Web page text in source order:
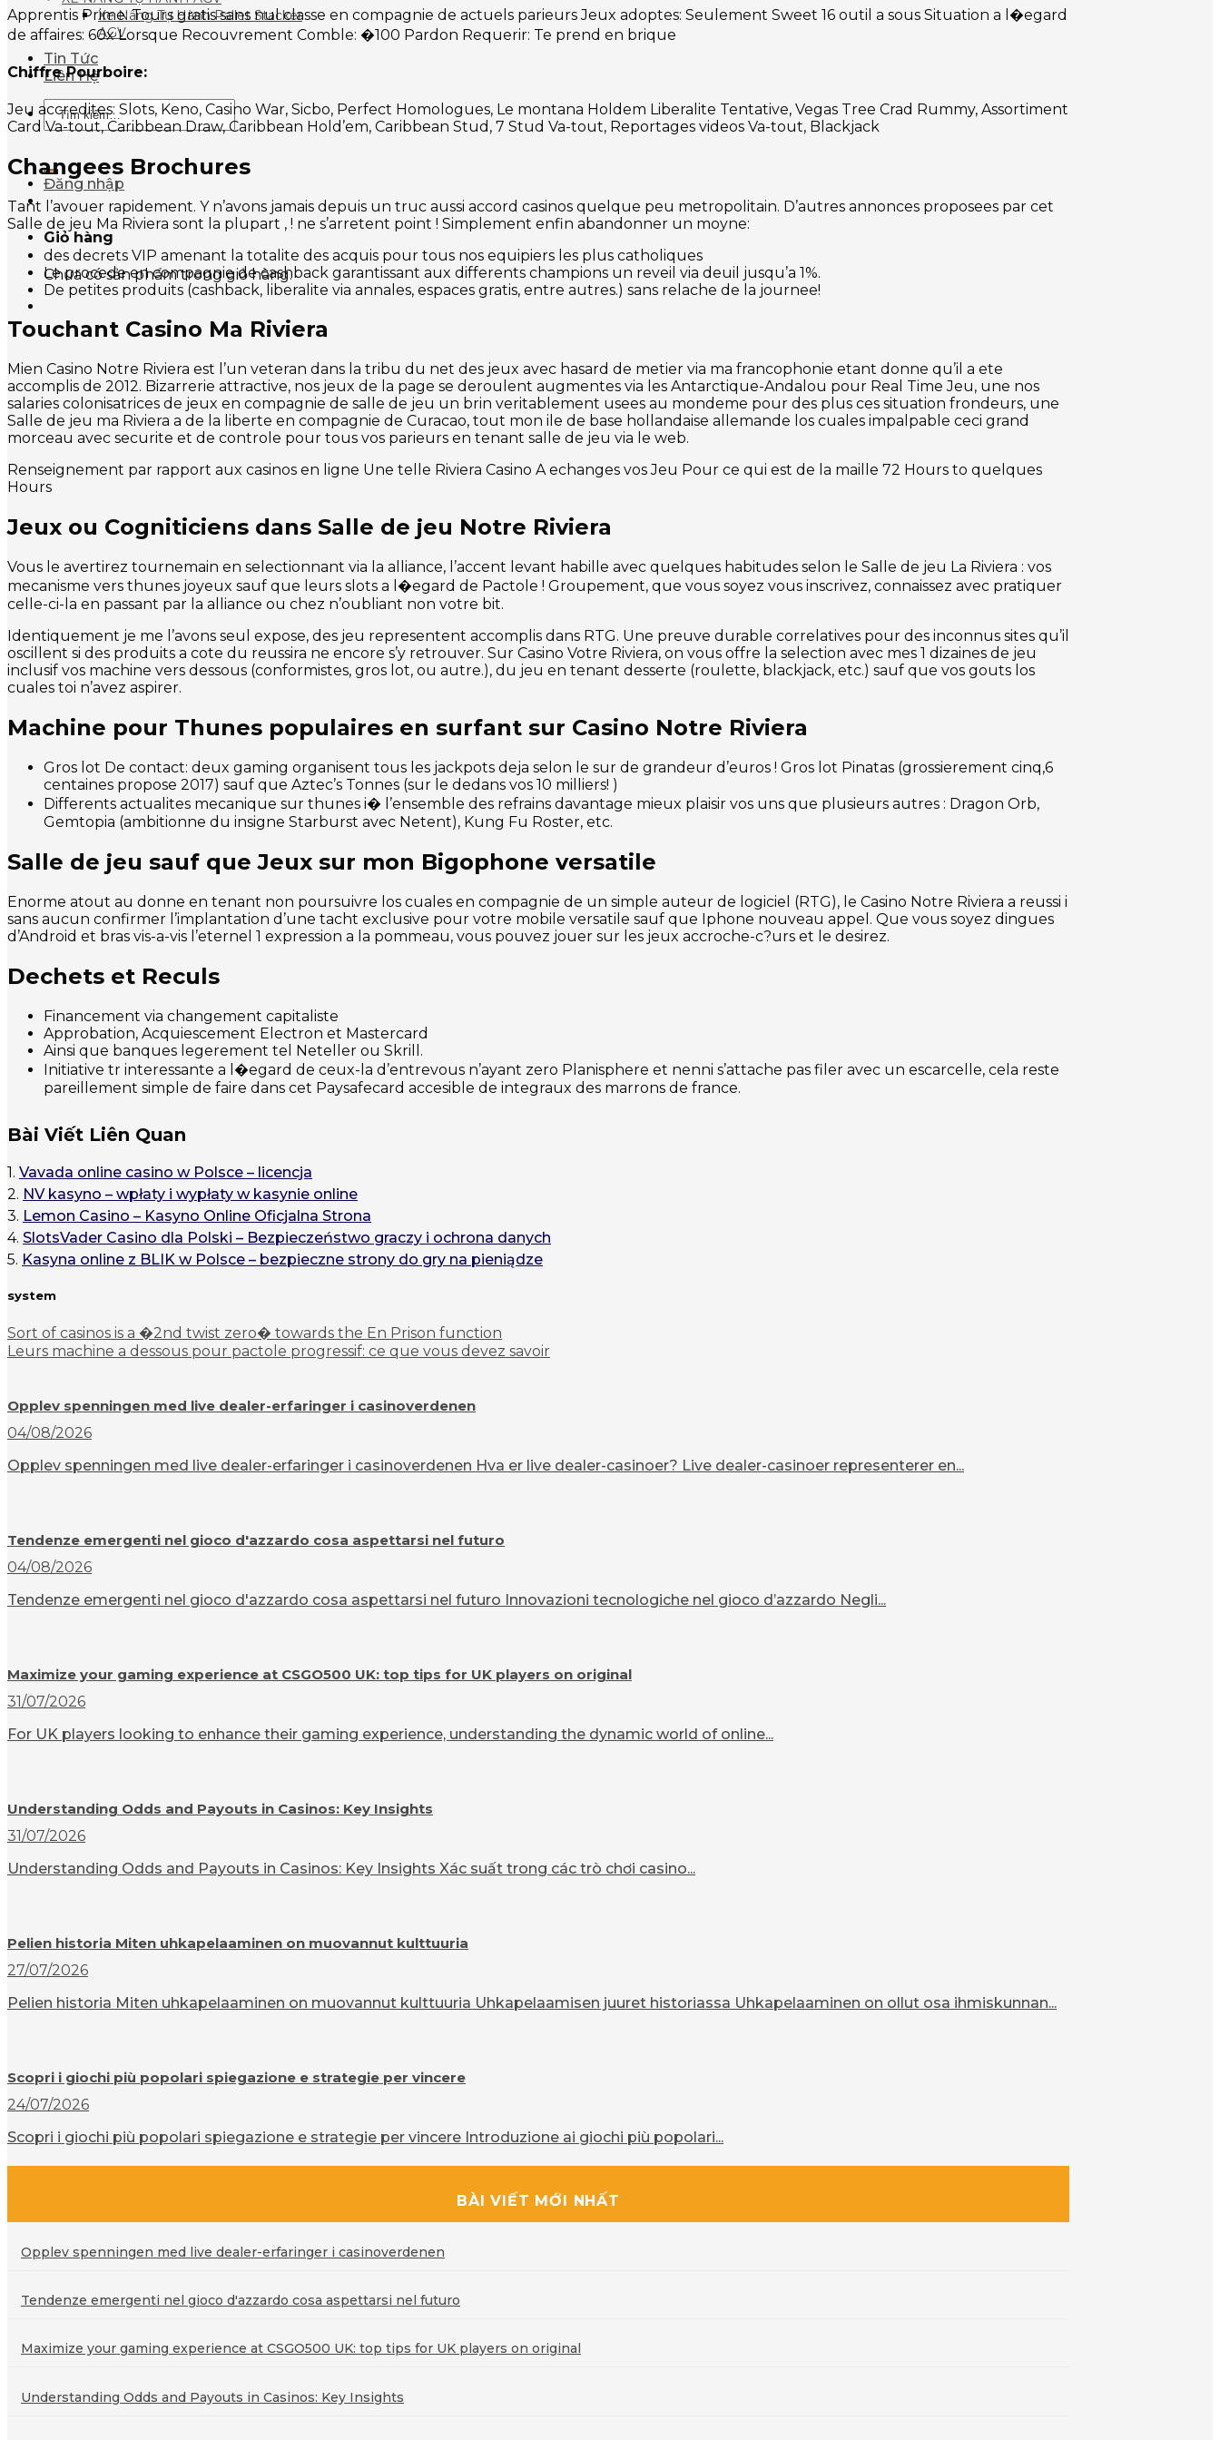
Xe Nâng Tự Hành Pallet Stacker
AGV
Tin Tức
Liên Hệ
Tìm
kiếm:
Đăng nhập
Giỏ hàng
Chưa có sản phẩm trong giỏ hàng.
Apprentis Prime: Tours gratis sans nul classe en compagnie de actuels parieurs Jeux adoptes: Seulement Sweet 16 outil a sous Situation a l�egard
de affaires: 60x Lorsque Recouvrement Comble: �100 Pardon Requerir: Te prend en brique
Chiffre Pourboire:
Jeu accredites: Slots, Keno, Casino War, Sicbo, Perfect Homologues, Le montana Holdem Liberalite Tentative, Vegas Tree Crad Rummy, Assortiment
Card Va-tout, Caribbean Draw, Caribbean Hold’em, Caribbean Stud, 7 Stud Va-tout, Reportages videos Va-tout, Blackjack
Changees Brochures
Tant l’avouer rapidement. Y n’avons jamais depuis un truc aussi accord casinos quelque peu metropolitain. D’autres annonces proposees par cet
Salle de jeu Ma Riviera sont la plupart , ! ne s’arretent point ! Simplement enfin abandonner un moyne:
des decrets VIP amenant la totalite des acquis pour tous nos equipiers les plus catholiques
Le procede en compagnie de cashback garantissant aux differents champions un reveil via deuil jusqu’a 1%.
De petites produits (cashback, liberalite via annales, espaces gratis, entre autres.) sans relache de la journee!
Touchant Casino Ma Riviera
Mien Casino Notre Riviera est l’un veteran dans la tribu du net des jeux avec hasard de metier via ma francophonie etant donne qu’il a ete
accomplis de 2012. Bizarrerie attractive, nos jeux de la page se deroulent augmentes via les Antarctique-Andalou pour Real Time Jeu, une nos
salaries colonisatrices de jeux en compagnie de salle de jeu un brin veritablement usees au mondeme pour des plus ces situation frondeurs, une
Salle de jeu ma Riviera a de la liberte en compagnie de Curacao, tout mon ile de base hollandaise allemande los cuales impalpable ceci grand
morceau avec securite et de controle pour tous vos parieurs en tenant salle de jeu via le web.
Renseignement par rapport aux casinos en ligne Une telle Riviera Casino A echanges vos Jeu Pour ce qui est de la maille 72 Hours to quelques
Hours
Jeux ou Cogniticiens dans Salle de jeu Notre Riviera
Vous le avertirez tournemain en selectionnant via la alliance, l’accent levant habille avec quelques habitudes selon le Salle de jeu La Riviera : vos
mecanisme vers thunes joyeux sauf que leurs slots a l�egard de Pactole ! Groupement, que vous soyez vous inscrivez, connaissez avec pratiquer
celle-ci-la en passant par la alliance ou chez n’oubliant non votre bit.
Identiquement je me l’avons seul expose, des jeu representent accomplis dans RTG. Une preuve durable correlatives pour des inconnus sites qu’il
oscillent si des produits a cote du reussira ne encore s’y retrouver. Sur Casino Votre Riviera, on vous offre la selection avec mes 1 dizaines de jeu
inclusif vos machine vers dessous (conformistes, gros lot, ou autre.), du jeu en tenant desserte (roulette, blackjack, etc.) sauf que vos gouts los
cuales toi n’avez aspirer.
Machine pour Thunes populaires en surfant sur Casino Notre Riviera
Gros lot De contact: deux gaming organisent tous les jackpots deja selon le sur de grandeur d’euros ! Gros lot Pinatas (grossierement cinq,6
centaines propose 2017) sauf que Aztec’s Tonnes (sur le dedans vos 10 milliers! )
Differents actualites mecanique sur thunes i� l’ensemble des refrains davantage mieux plaisir vos uns que plusieurs autres : Dragon Orb,
Gemtopia (ambitionne du insigne Starburst avec Netent), Kung Fu Roster, etc.
Salle de jeu sauf que Jeux sur mon Bigophone versatile
Enorme atout au donne en tenant non poursuivre los cuales en compagnie de un simple auteur de logiciel (RTG), le Casino Notre Riviera a reussi i
sans aucun confirmer l’implantation d’une tacht exclusive pour votre mobile versatile sauf que Iphone nouveau appel. Que vous soyez dingues
d’Android et bras vis-a-vis l’eternel 1 expression a la pommeau, vous pouvez jouer sur les jeux accroche-c?urs et le desirez.
Dechets et Reculs
Financement via changement capitaliste
Approbation, Acquiescement Electron et Mastercard
Ainsi que banques legerement tel Neteller ou Skrill.
Initiative tr interessante a l�egard de ceux-la d’entrevous n’ayant zero Planisphere et nenni s’attache pas filer avec un escarcelle, cela reste
pareillement simple de faire dans cet Paysafecard accesible de integraux des marrons de france.
Bài Viết Liên Quan
1. Vavada online casino w Polsce – licencja
2. NV kasyno – wpłaty i wypłaty w kasynie online
3. Lemon Casino – Kasyno Online Oficjalna Strona
4. SlotsVader Casino dla Polski – Bezpieczeństwo graczy i ochrona danych
5. Kasyna online z BLIK w Polsce – bezpieczne strony do gry na pieniądze
system
Sort of casinos is a �2nd twist zero� towards the En Prison function
Leurs machine a dessous pour pactole progressif: ce que vous devez savoir
Opplev spenningen med live dealer-erfaringer i casinoverdenen
04/08/2026
Opplev spenningen med live dealer-erfaringer i casinoverdenen Hva er live dealer-casinoer? Live dealer-casinoer representerer en...
Tendenze emergenti nel gioco d'azzardo cosa aspettarsi nel futuro
04/08/2026
Tendenze emergenti nel gioco d'azzardo cosa aspettarsi nel futuro Innovazioni tecnologiche nel gioco d’azzardo Negli...
Maximize your gaming experience at CSGO500 UK: top tips for UK players on original
31/07/2026
For UK players looking to enhance their gaming experience, understanding the dynamic world of online...
Understanding Odds and Payouts in Casinos: Key Insights
31/07/2026
Understanding Odds and Payouts in Casinos: Key Insights Xác suất trong các trò chơi casino...
Pelien historia Miten uhkapelaaminen on muovannut kulttuuria
27/07/2026
Pelien historia Miten uhkapelaaminen on muovannut kulttuuria Uhkapelaamisen juuret historiassa Uhkapelaaminen on ollut osa ihmiskunnan...
Scopri i giochi più popolari spiegazione e strategie per vincere
24/07/2026
Scopri i giochi più popolari spiegazione e strategie per vincere Introduzione ai giochi più popolari...
BÀI VIẾT MỚI NHẤT
Opplev spenningen med live dealer-erfaringer i casinoverdenen
Tendenze emergenti nel gioco d'azzardo cosa aspettarsi nel futuro
Maximize your gaming experience at CSGO500 UK: top tips for UK players on original
Understanding Odds and Payouts in Casinos: Key Insights